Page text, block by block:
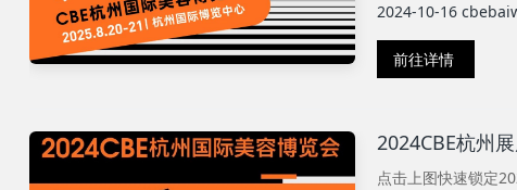
2024-10-16
前往详情
2024CBE杭州
点击上图快速锁定